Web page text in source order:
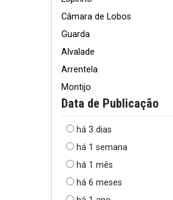
Câmara de Lobos
Guarda
Alvalade
Arrentela
Montijo
Data de Publicação
há 3 dias
há 1 semana
há 1 mês
há 6 meses